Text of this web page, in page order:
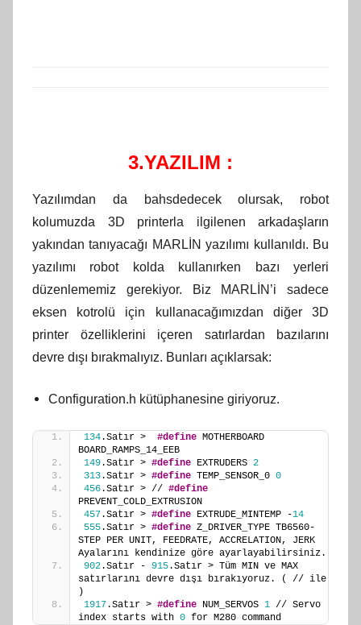
3.YAZILIM :
Yazılımdan da bahsdedecek olursak, robot
kolumuzda 3D printerla ilgilenen arkadaşların
yakından tanıyacağı MARLİN yazılımı kullanıldı. Bu
yazılımı robot kolda kullanırken bazı yerleri
düzenlememiz gerekiyor. Biz MARLİN’i sadece
eksen kotrolü için kullanacağımızdan diğer 3D
printer özelliklerini içeren satırlardan bazılarını
devre dışı bırakmalıyız. Bunları açıklarsak:
Configuration.h kütüphanesine giriyoruz.
134.Satır > #define MOTHERBOARD
BOARD_RAMPS_14_EEB
149.Satır > #define EXTRUDERS 2
313.Satır > #define TEMP_SENSOR_0 0
456.Satır > // #define
PREVENT_COLD_EXTRUSION
457.Satır > #define EXTRUDE_MINTEMP -14
555.Satır > #define Z_DRIVER_TYPE TB6560-
STEP PER UNIT, FEEDRATE, ACCRELATION, JERK
Ayalarını kendinize göre ayarlayabilirsiniz.
902.Satır - 915.Satır > Tüm MIN ve MAX
satırlarını devre dışı bırakıyoruz. ( // ile
)
1917.Satır > #define NUM_SERVOS 1 // Servo
index starts with 0 for M280 command